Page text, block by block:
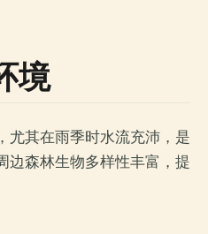
境
尤其在雨季时水流充沛，是
边森林生物多样性丰富，提